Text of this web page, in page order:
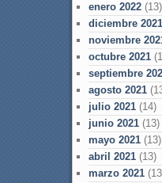
enero 2022(13)
diciembre 2021
noviembre
octubre 2021
septiembre
agosto 2021
julio 2021(14)
junio 2021(13)
mayo 2021(13)
abril 2021(13)
marzo 2021